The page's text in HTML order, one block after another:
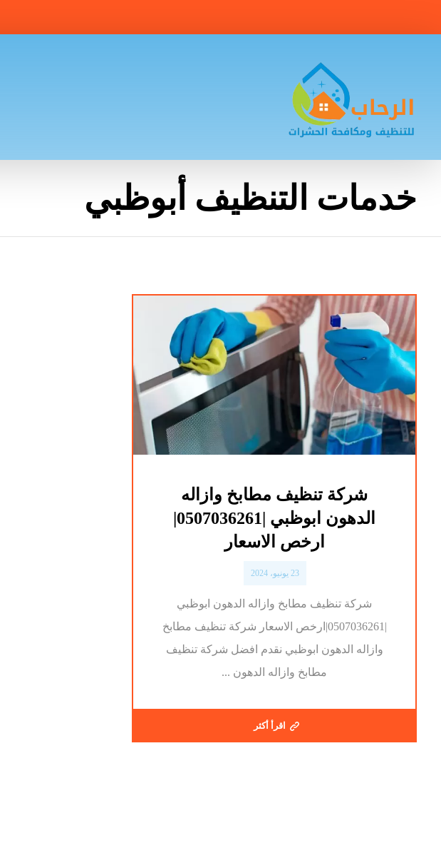
خدمات التنظيف أبوظبي
شركة تنظيف مطابخ وازاله
ارخص الاسعار
23 يونيو، 2024
شركة تنظيف مطابخ وازاله الدهون ابوظبي
|0507036261|ارخص الاسعار شركة تنظيف مطابخ
وازاله الدهون ابوظبي نقدم افضل شركة تنظيف
مطابخ وازاله الدهون ...
اقرأ أكثر